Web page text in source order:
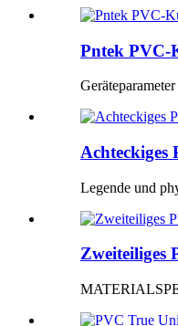
Pntek PVC-
Achteckiges
Legende und
Zweiteiliges